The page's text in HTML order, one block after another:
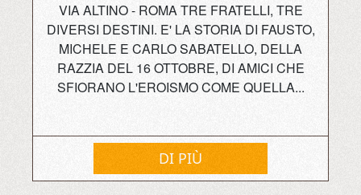
VIA ALTINO - ROMA TRE FRATELLI, TRE
DIVERSI DESTINI. E' LA STORIA DI FAUSTO,
MICHELE E CARLO SABATELLO, DELLA
RAZZIA DEL 16 OTTOBRE, DI AMICI CHE
SFIORANO L'EROISMO COME QUELLA...
DI PIÙ